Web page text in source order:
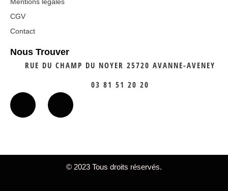
CGV
Contact
Nous Trouver
RUE DU CHAMP DU NOYER 25720 AVANNE-AVENEY
03 81 51 20 20
© 2023 Tous droits réservés.